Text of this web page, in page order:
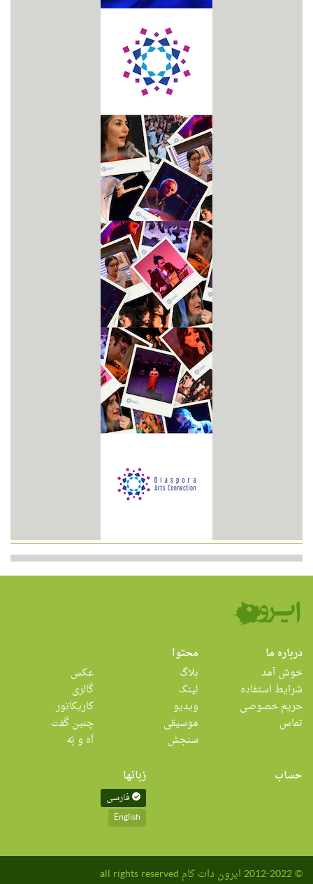
درباره ما
خوش آمد
شرایط استفاده
حریم خصوصی
تماس
محتوا
بلاگ
لینک
ویدیو
موسیقی
سنجش
عکس
گالری
کاریکاتور
چنین گفت
اَه و بَه
حساب
زبانها
فارسی
English
© 2012-2022 ایرون دات کام all rights reserved